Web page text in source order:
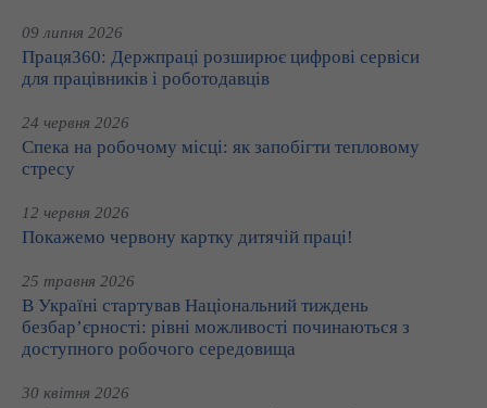
09 липня 2026
Праця360: Держпраці розширює цифрові сервіси
для працівників і роботодавців
24 червня 2026
Спека на робочому місці: як запобігти тепловому
стресу
12 червня 2026
Покажемо червону картку дитячій праці!
25 травня 2026
В Україні стартував Національний тиждень
безбар’єрності: рівні можливості починаються з
доступного робочого середовища
30 квітня 2026